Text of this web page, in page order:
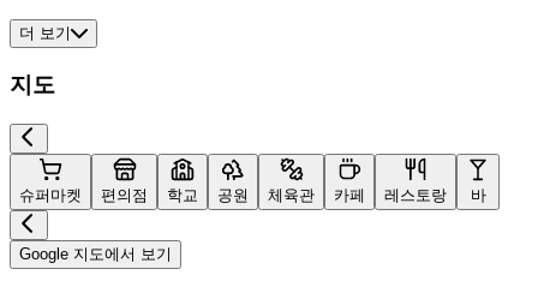
더 보기
지도
슈퍼마켓 편의점 학교 공원 체육관 카페 레스토랑 바
Google 지도에서 보기